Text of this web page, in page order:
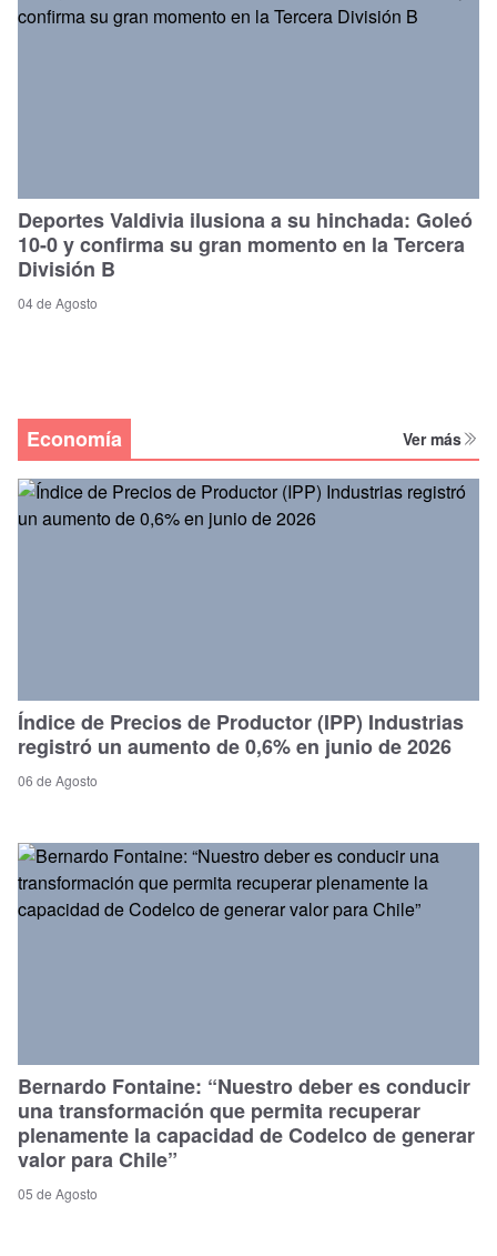
Deportes Valdivia ilusiona a su hinchada: Goleó
10-0 y confirma su gran momento en la Tercera
División B
04 de Agosto
Economía Ver más
Índice de Precios de Productor (IPP) Industrias
registró un aumento de 0,6% en junio de 2026
06 de Agosto
Bernardo Fontaine: “Nuestro deber es conducir
una transformación que permita recuperar
plenamente la capacidad de Codelco de generar
valor para Chile”
05 de Agosto